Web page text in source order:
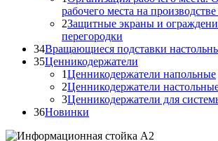
рабочего места на
2Защитные экраны и
перегородки
34Вращающиеся подставки
35Ценникодержатели
1Ценникодержатели напольные
2Ценникодержатели
3Ценникодержатели для
36Новинки